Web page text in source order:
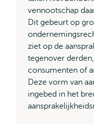
vennootschap
Dit gebeurt op
ziet op de
tegenover
consumenten of
Deze vorm van
ingebed in het